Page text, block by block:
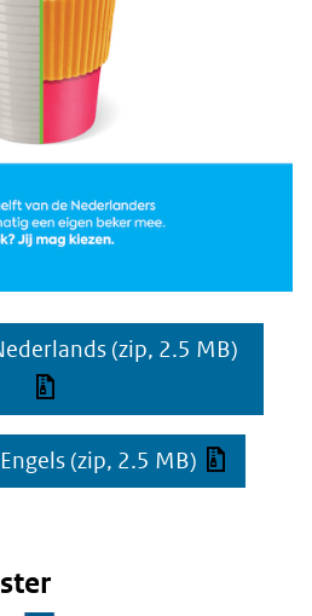
(zip, 2.5 MB)
(zip, 2.5 MB)